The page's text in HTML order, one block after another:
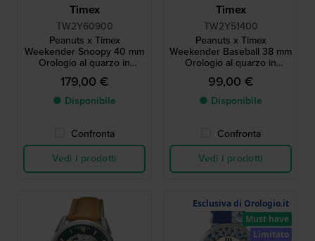
Timex
TW2Y60900
Peanuts x Timex
Weekender Snoopy 40 mm
Orologio al quarzo in
edizione speciale con
quadrante Snoopy
179,00 €
● Disponibile
Confronta
Vedi i prodotti
Timex
TW2Y51400
Peanuts x Timex
Weekender Baseball 38 mm
Orologio al quarzo in
edizione speciale con
quadrante Snoopy
99,00 €
● Disponibile
Confronta
Vedi i prodotti
Esclusiva di Orologio.it
Must have
Limitato